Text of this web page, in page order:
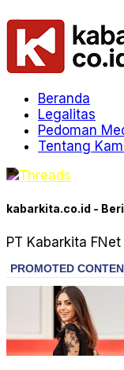
Beranda
Legalitas
Pedoman
Tentang
kabarkita.co.id -
PT Kabarkita FNet